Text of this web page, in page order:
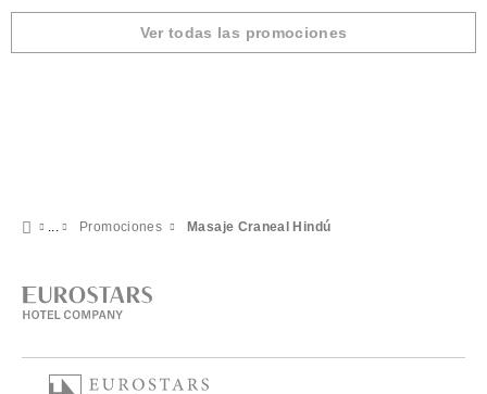
Ver todas las promociones
Promociones Masaje Craneal Hindú